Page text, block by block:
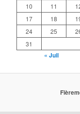
10
11
17
18
24
25
31
« Juil